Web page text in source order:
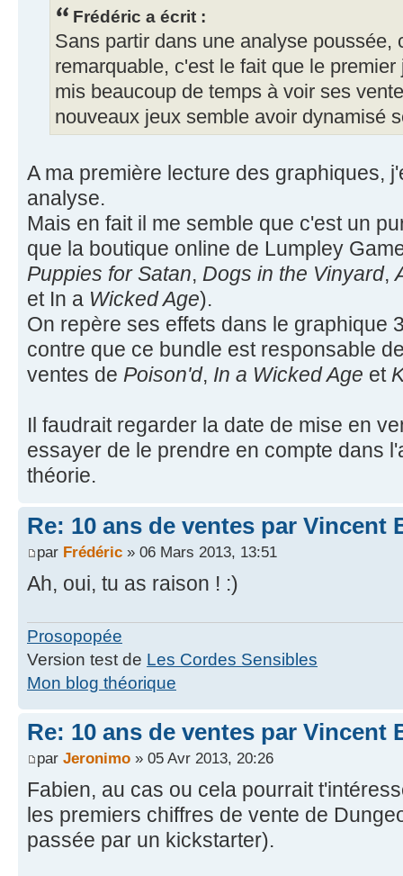
Frédéric a écrit :
Sans partir dans une analyse poussée,
remarquable, c'est le fait que le
mis beaucoup de temps à voir ses
nouveaux jeux semble avoir dynamisé
A ma première lecture des graphiques,
analyse.
Mais en fait il me semble que c'est un
que la boutique online de Lumpley
Puppies for Satan, Dogs in the Vinyard,
et In a Wicked Age).
On repère ses effets dans le graphique
contre que ce bundle est responsable
ventes de Poison'd, In a Wicked Age et
Il faudrait regarder la date de mise en
essayer de le prendre en compte dans
théorie.
Re: 10 ans de ventes par Vincent
par Frédéric » 06 Mars 2013, 13:51
Ah, oui, tu as raison ! :)
Prosopopée
Version test de Les Cordes Sensibles
Mon blog théorique
Re: 10 ans de ventes par Vincent
par Jeronimo » 05 Avr 2013, 20:26
Fabien, au cas ou cela pourrait
les premiers chiffres de vente de
passée par un kickstarter).